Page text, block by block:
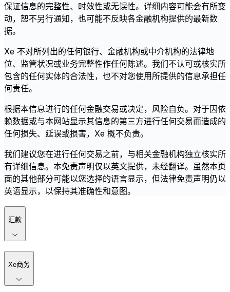
保证信息的完整性、时效性或无误性。详细内容可能会有所变
动，恕不另行通知，也可能不反映各金融机构提供的最新数
据。
Xe 不对所列出的任何银行、金融机构或中介机构的法律地
位、监管状况或业务完整性作任何陈述。我们不认可或核实所
包含的任何实体的合法性，也不对您使用所提供的信息承担任
何责任。
根据本信息进行的任何金融交易或决定，风险自负。对于因依
赖数据或与本网站显示其信息的第三方进行任何交易而造成的
任何损失、延误或损害，Xe 概不负责。
我们建议您在进行任何交易之前，与相关金融机构独立核实所
有详细信息。本免责声明仅以英文提供，未经翻译。虽然本页
面的其他部分可能以您选择的语言显示，但法律免责声明仍以
英语显示，以保持其准确性和意图。
汇款
Xe商务